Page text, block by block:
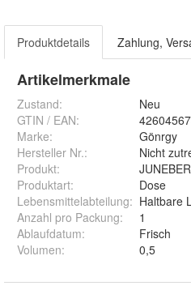
Produktdetails Zahlung,
Artikelmerkmale
Zustand:
Neu
GTIN / EAN:
Marke:
Gönrgy
Hersteller Nr.:
Nicht
Produkt:
Produktart:
Dose
Lebensmittelabteilung: Haltbare
Anzahl pro Packung:
1
Ablaufdatum:
Frisch
Volumen: 0,5